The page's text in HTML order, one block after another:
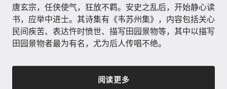
唐玄宗，任侠使气，狂放不羁。安史之乱后，开始静心读
书，应举中进士。其诗集有《韦苏州集》，内容包括关心
民间疾苦、表达忤时愤世、描写田园景物等，其中以描写
田园景物者最为有名，尤为后人传唱不绝。
阅读更多